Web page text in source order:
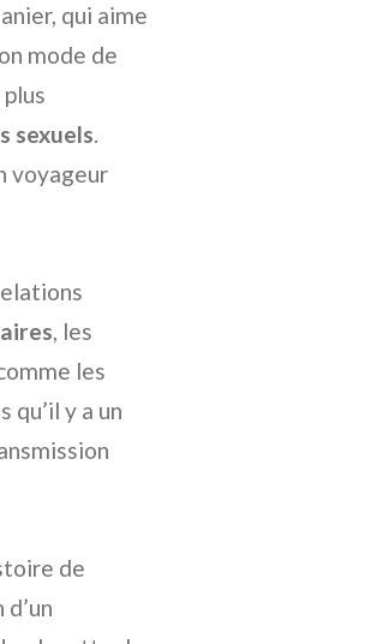
qui aime
mode de
sexuels.
voyageur
, les
les
y a un
de